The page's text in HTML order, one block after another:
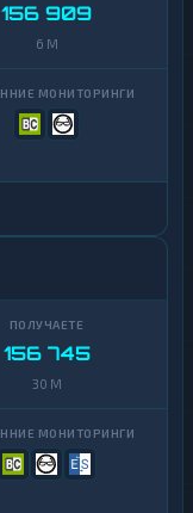
156 909
6 M
156 745
30 M